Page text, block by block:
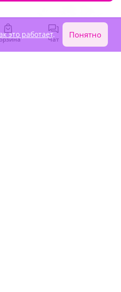
Чат Войти
это работает. Понятно